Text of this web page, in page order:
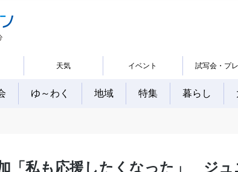
天気 イベント 試写会・プ
ゆ～わく 地域 特集 暮らし
「私も応援したくなった」 ジュ